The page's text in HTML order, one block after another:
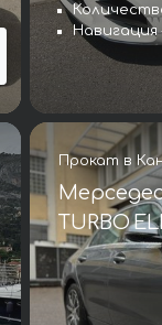
Навигация
Прокат в
TURBO